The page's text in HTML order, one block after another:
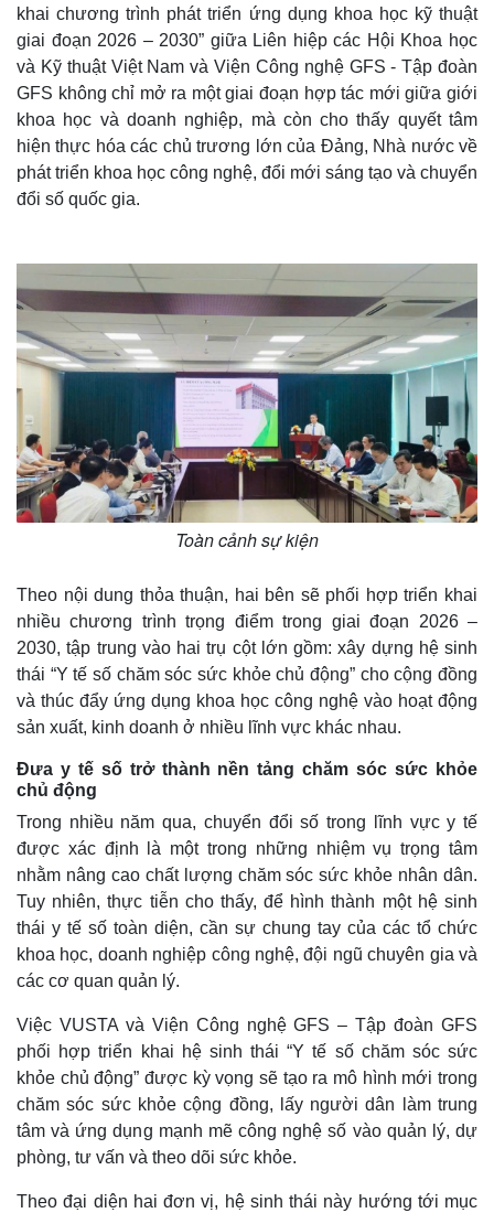
Thế giới
Cuộc sống đó đây
Hồ sơ
Multimedia
Video
Ảnh
E-Magazine
Infographic
khai chương trình phát triển ứng dụng khoa học kỹ thuật
giai đoạn 2026 – 2030” giữa Liên hiệp các Hội Khoa học
và Kỹ thuật Việt Nam và Viện Công nghệ GFS - Tập đoàn
GFS không chỉ mở ra một giai đoạn hợp tác mới giữa giới
khoa học và doanh nghiệp, mà còn cho thấy quyết tâm
hiện thực hóa các chủ trương lớn của Đảng, Nhà nước về
phát triển khoa học công nghệ, đổi mới sáng tạo và chuyển
đổi số quốc gia.
Toàn cảnh sự kiện
Theo nội dung thỏa thuận, hai bên sẽ phối hợp triển khai
nhiều chương trình trọng điểm trong giai đoạn 2026 –
2030, tập trung vào hai trụ cột lớn gồm: xây dựng hệ sinh
thái “Y tế số chăm sóc sức khỏe chủ động” cho cộng đồng
và thúc đẩy ứng dụng khoa học công nghệ vào hoạt động
sản xuất, kinh doanh ở nhiều lĩnh vực khác nhau.
Đưa y tế số trở thành nền tảng chăm sóc sức khỏe
chủ động
Trong nhiều năm qua, chuyển đổi số trong lĩnh vực y tế
được xác định là một trong những nhiệm vụ trọng tâm
nhằm nâng cao chất lượng chăm sóc sức khỏe nhân dân.
Tuy nhiên, thực tiễn cho thấy, để hình thành một hệ sinh
thái y tế số toàn diện, cần sự chung tay của các tổ chức
khoa học, doanh nghiệp công nghệ, đội ngũ chuyên gia và
các cơ quan quản lý.
Việc VUSTA và Viện Công nghệ GFS – Tập đoàn GFS
phối hợp triển khai hệ sinh thái “Y tế số chăm sóc sức
khỏe chủ động” được kỳ vọng sẽ tạo ra mô hình mới trong
chăm sóc sức khỏe cộng đồng, lấy người dân làm trung
tâm và ứng dụng mạnh mẽ công nghệ số vào quản lý, dự
phòng, tư vấn và theo dõi sức khỏe.
Theo đại diện hai đơn vị, hệ sinh thái này hướng tới mục